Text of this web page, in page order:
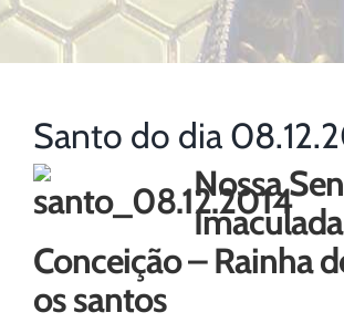
Santo do dia
Nossa
Imaculada
Conceição – Rainha
os santos